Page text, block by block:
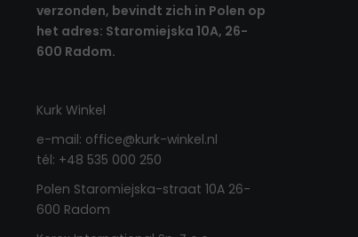
verzonden, bevindt zich in Polen op
het adres: Staromiejska 10A, 26-
600 Radom.
Kurk Winkel
e-mail: office@kurk-winkel.nl
tél: +48 535 000 250
Polen Staromiejska-straat 10A 26-
600 Radom